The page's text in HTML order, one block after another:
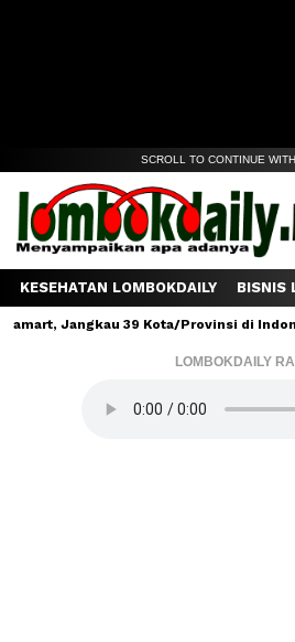
SCROLL TO CONTINUE
KESEHATAN LOMBOKDAILY BISNIS
Jangkau 39 Kota/Provinsi di Indonesia
LOMBOKDAILY